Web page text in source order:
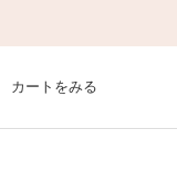
カートをみる